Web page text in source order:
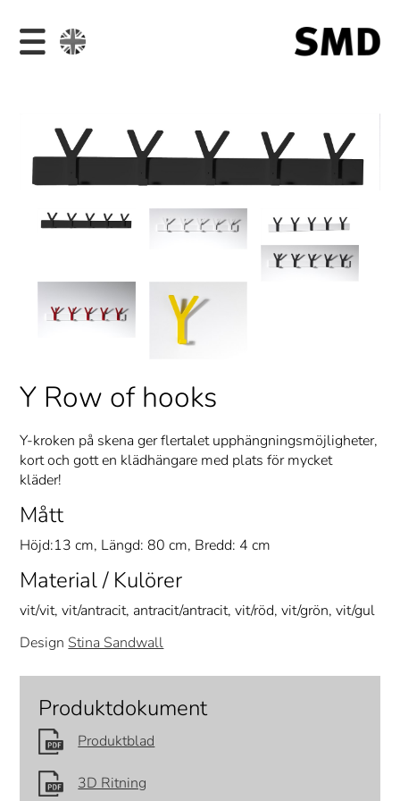
Y Row of hooks
Y-kroken på skena ger flertalet upphängningsmöjligheter,
kort och gott en klädhängare med plats för mycket
kläder!
Mått
Höjd:13 cm, Längd: 80 cm, Bredd: 4 cm
Material / Kulörer
vit/vit, vit/antracit, antracit/antracit, vit/röd, vit/grön, vit/gul
Design Stina Sandwall
Produktdokument
Produktblad
3D Ritning